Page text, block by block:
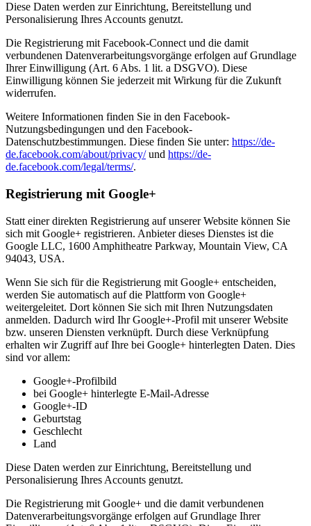
Diese Daten werden zur Einrichtung, Bereitstellung und
Personalisierung Ihres Accounts genutzt.
Die Registrierung mit Facebook-Connect und die damit
verbundenen Datenverarbeitungsvorgänge erfolgen auf Grundlage
Ihrer Einwilligung (Art. 6 Abs. 1 lit. a DSGVO). Diese
Einwilligung können Sie jederzeit mit Wirkung für die Zukunft
widerrufen.
Weitere Informationen finden Sie in den Facebook-
Nutzungsbedingungen und den Facebook-
Datenschutzbestimmungen. Diese finden Sie unter: https://de-
de.facebook.com/about/privacy/und https://de-
de.facebook.com/legal/terms/.
Registrierung mit Google+
Statt einer direkten Registrierung auf unserer Website können Sie
sich mit Google+ registrieren. Anbieter dieses Dienstes ist die
Google LLC, 1600 Amphitheatre Parkway, Mountain View, CA
94043, USA.
Wenn Sie sich für die Registrierung mit Google+ entscheiden,
werden Sie automatisch auf die Plattform von Google+
weitergeleitet. Dort können Sie sich mit Ihren Nutzungsdaten
anmelden. Dadurch wird Ihr Google+-Profil mit unserer Website
bzw. unseren Diensten verknüpft. Durch diese Verknüpfung
erhalten wir Zugriff auf Ihre bei Google+ hinterlegten Daten. Dies
sind vor allem:
Google+-Profilbild
bei Google+ hinterlegte E-Mail-Adresse
Google+-ID
Geburtstag
Geschlecht
Land
Diese Daten werden zur Einrichtung, Bereitstellung und
Personalisierung Ihres Accounts genutzt.
Die Registrierung mit Google+ und die damit verbundenen
Datenverarbeitungsvorgänge erfolgen auf Grundlage Ihrer